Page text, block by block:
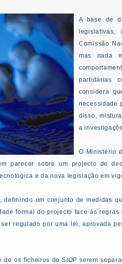
A base de
Comissão
mas nada
partidárias
considera
necessidade
disso,
a
O Ministério
parecer sobre um projecto de
e da nova legislação em
definindo um conjunto de medidas
formal do projecto face às
regulado por uma lei, aprovada
os ficheiros do SIOP serem